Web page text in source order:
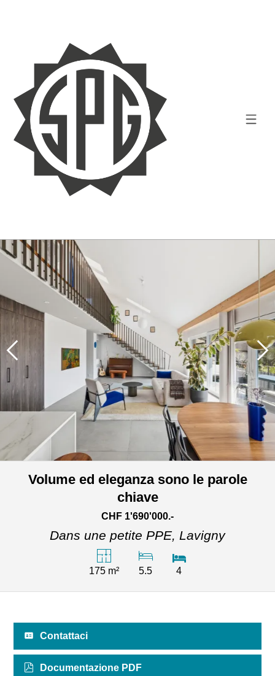
Volume ed eleganza sono le parole
chiave
CHF 1'690'000.-
Dans une petite PPE, Lavigny
175 m² 5.5 4
Contattaci
Documentazione PDF